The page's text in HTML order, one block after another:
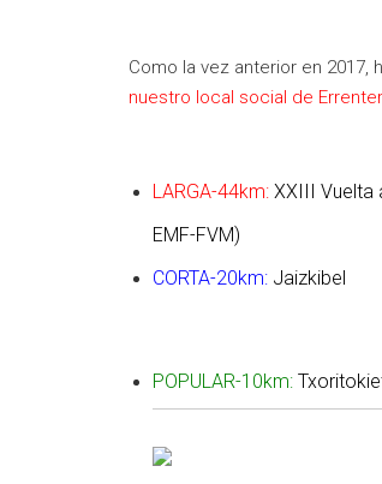
Como la vez anterior en 2017,
nuestro local social de
LARGA-44km: XXIII Vuelta
EMF-FVM)
CORTA-20km: Jaizkibel
POPULAR-10km: